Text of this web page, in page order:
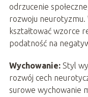
odrzucenie
rozwoju neurotyzmu.
kształtować wzorce
podatność na
Wychowanie:Styl
rozwój cech
surowe wychowanie